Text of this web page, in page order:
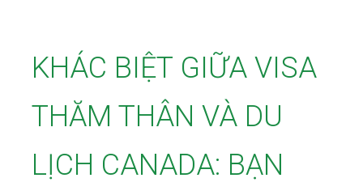
KHÁC BIỆT GIỮA VISA
THĂM THÂN VÀ DU
LỊCH CANADA: BẠN